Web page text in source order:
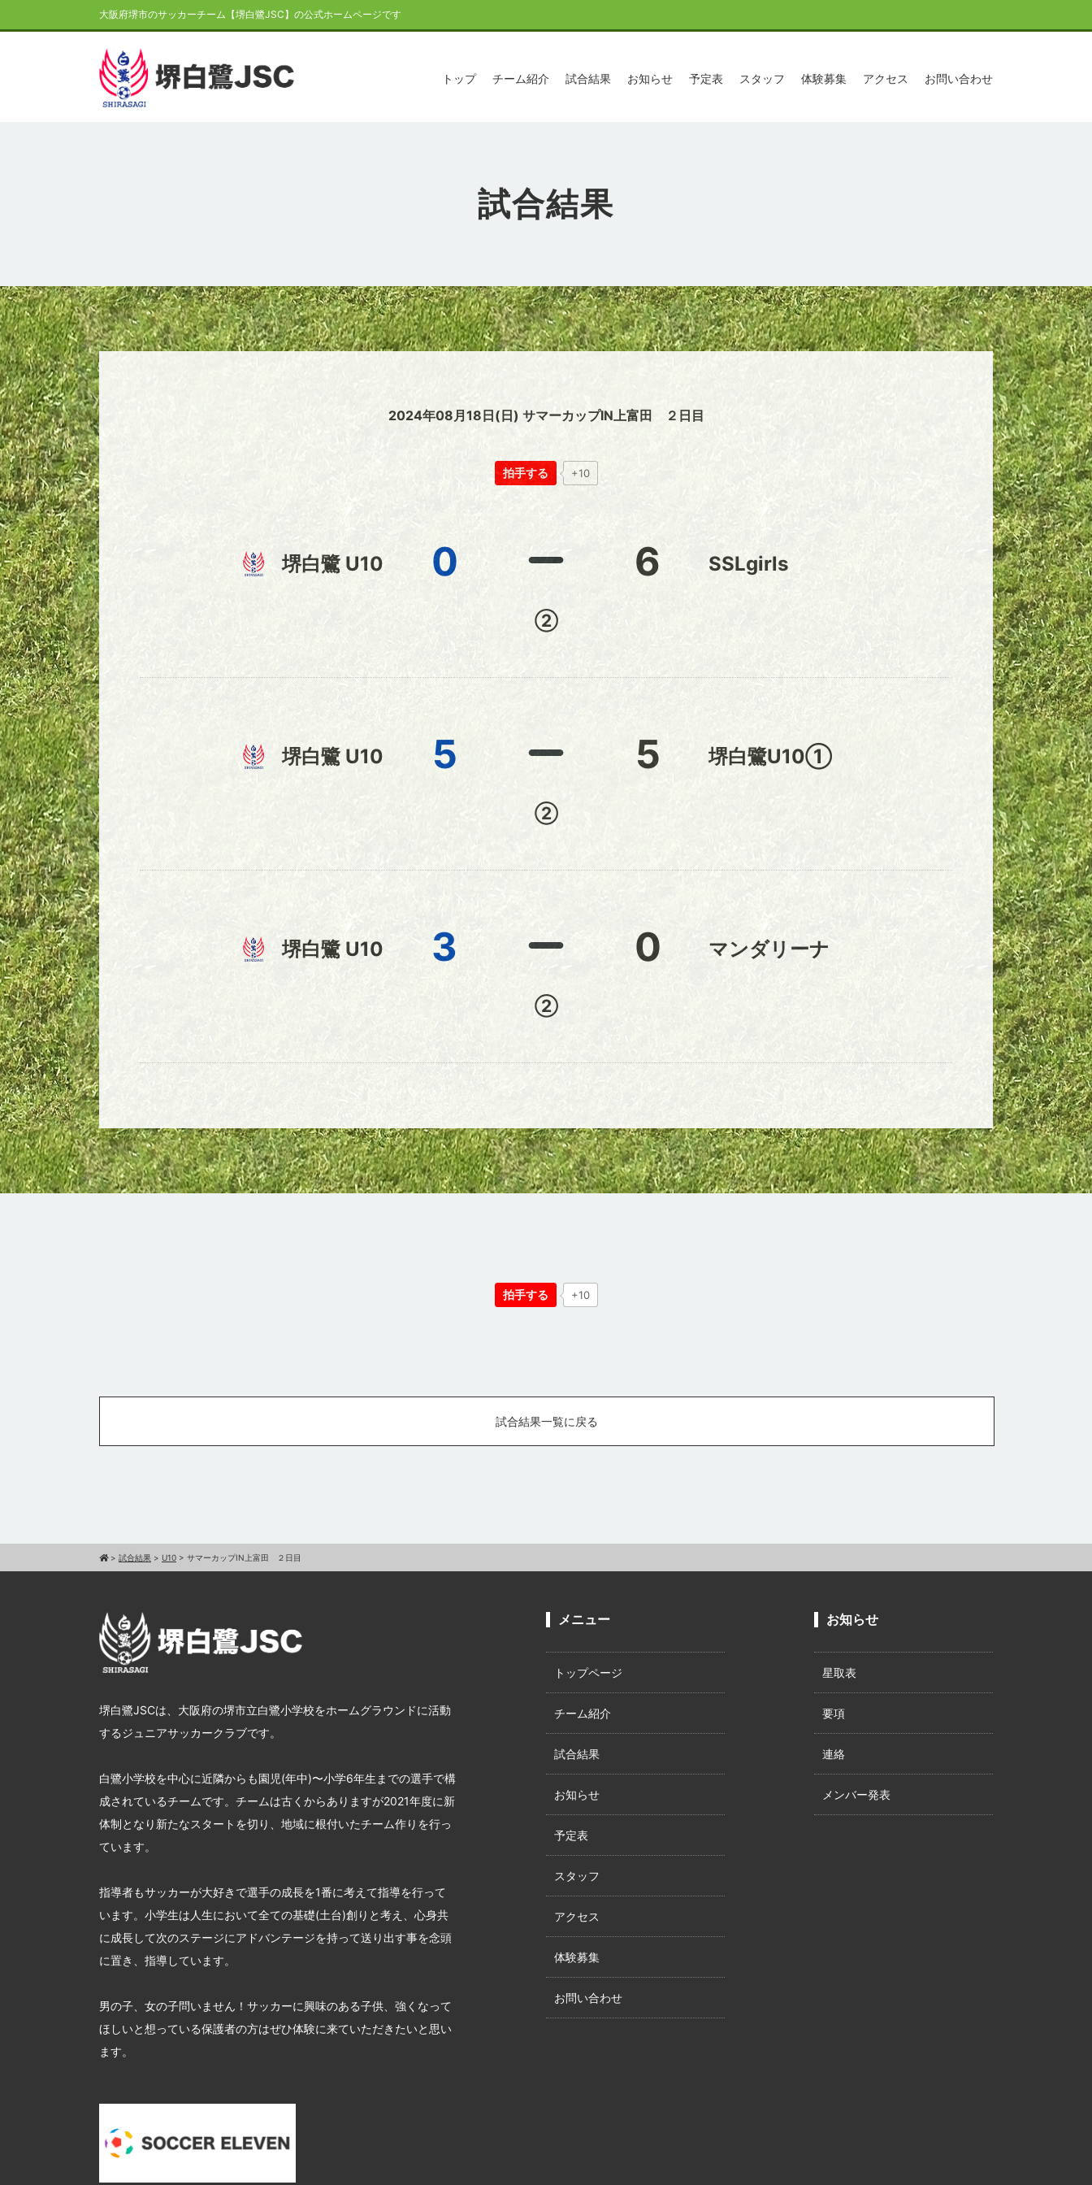
大阪府堺市のサッカーチーム【堺白鷺JSC】の公式ホームページです
トップ チーム紹介 試合結果 お知らせ 予定表 スタッフ 体験募集 アクセス お問い合わせ
試合結果
2024年08月18日(日) サマーカップIN上富田 ２日目
拍手する +10
堺白鷺 U10 0 6 SSLgirls
②
堺白鷺 U10 5 5 堺白鷺U10①
②
堺白鷺 U10 3 0 マンダリーナ
②
拍手する +10
試合結果一覧に戻る
> 試合結果 > U10 > サマーカップIN上富田 ２日目
堺白鷺JSCは、大阪府の堺市立白鷺小学校をホームグラウンドに活動
するジュニアサッカークラブです。
白鷺小学校を中心に近隣からも園児(年中)〜小学6年生までの選手で構
成されているチームです。チームは古くからありますが2021年度に新
体制となり新たなスタートを切り、地域に根付いたチーム作りを行っ
ています。
指導者もサッカーが大好きで選手の成長を1番に考えて指導を行って
います。小学生は人生において全ての基礎(土台)創りと考え、心身共
に成長して次のステージにアドバンテージを持って送り出す事を念頭
に置き、指導しています。
男の子、女の子問いません！サッカーに興味のある子供、強くなって
ほしいと想っている保護者の方はぜひ体験に来ていただきたいと思い
ます。
メニュー
トップページ
チーム紹介
試合結果
お知らせ
予定表
スタッフ
アクセス
体験募集
お問い合わせ
お知らせ
星取表
要項
連絡
メンバー発表